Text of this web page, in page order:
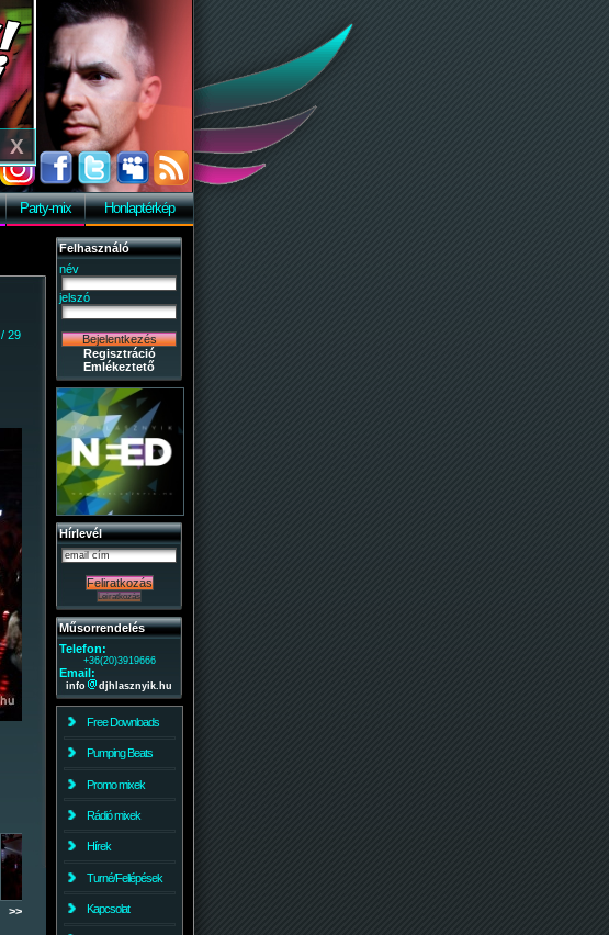
Party-mix Honlaptérkép
/ 29
>>
Felhasználó
név
jelszó
Regisztráció
Emlékeztető
Hírlevél
Műsorrendelés
Telefon:
+36(20)3919666
Email:
info djhlasznyik.hu
Free Downloads
Pumping Beats
Promo mixek
Rádió mixek
Hírek
Turné/Fellépések
Kapcsolat